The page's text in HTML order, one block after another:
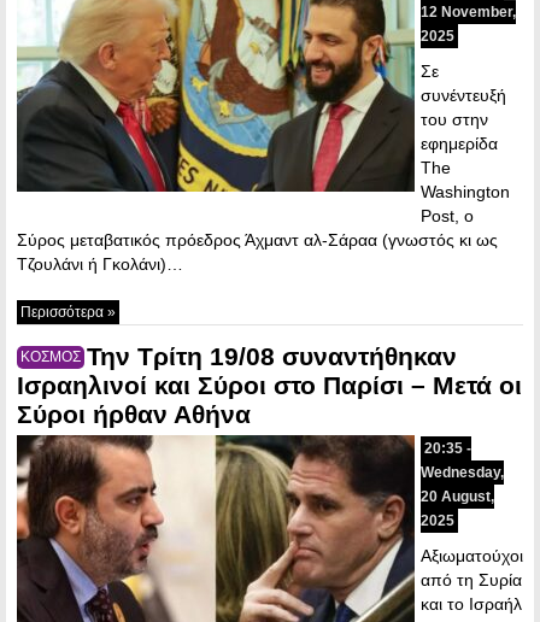
12 November,
2025
Σε
συνέντευξή
του στην
εφημερίδα
The
Washington
Post, ο
Σύρος μεταβατικός πρόεδρος Άχμαντ αλ-Σάραα (γνωστός κι ως
Τζουλάνι ή Γκολάνι)…
Περισσότερα »
ΚΟΣΜΟΣ Την Τρίτη 19/08 συναντήθηκαν
Ισραηλινοί και Σύροι στο Παρίσι – Μετά οι
Σύροι ήρθαν Αθήνα
20:35 -
Wednesday,
20 August,
2025
Αξιωματούχοι
από τη Συρία
και το Ισραήλ